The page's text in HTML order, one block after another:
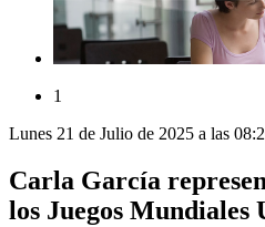
1
Lunes 21 de Julio de 2025 a las
Carla García
los Juegos Mundiales